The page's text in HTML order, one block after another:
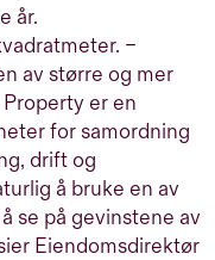
år.
–
av større og mer
er en
for samordning
drift og
å bruke en av
se på gevinstene av
Eiendomsdirektør